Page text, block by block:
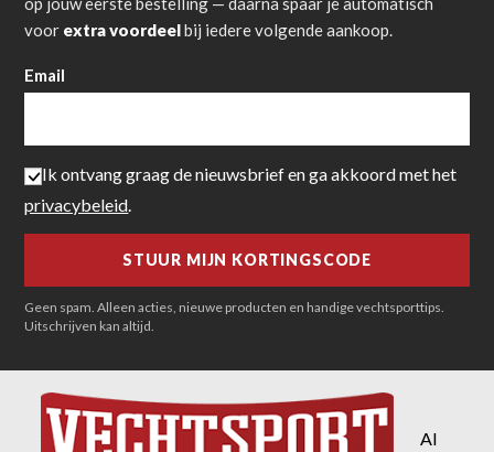
voor extra voordeelbij iedere volgende aankoop.
Email
Ik ontvang graag de nieuwsbrief en ga akkoord met het
privacybeleid
Geen spam. Alleen acties, nieuwe producten en handige vechtsporttips.
Uitschrijven kan altijd.
Al